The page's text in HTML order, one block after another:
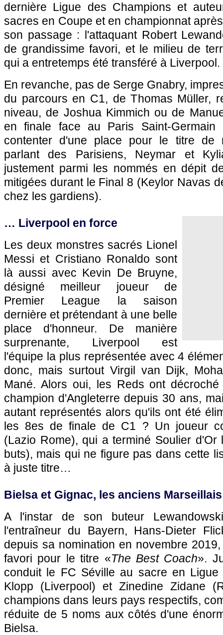
dernière Ligue des Champions et
sacres en Coupe et en championnat
son passage : l'attaquant Robert
de grandissime favori, et le milieu de
qui a entretemps été transféré à Liverpool.
En revanche, pas de Serge Gnabry,
du parcours en C1, de Thomas Müller,
niveau, de Joshua Kimmich ou de
en finale face au Paris Saint-
contenter d'une place pour le titre de
parlant des Parisiens, Neymar et
justement parmi les nommés en dépit
mitigées durant le Final 8 (Keylor Navas
chez les gardiens).
… Liverpool en force
Les deux monstres sacrés Lionel
Messi et Cristiano Ronaldo sont
là aussi avec Kevin De Bruyne,
désigné meilleur joueur de
Premier League la saison
dernière et prétendant à une belle
place d'honneur. De manière
surprenante, Liverpool est
l'équipe la plus représentée avec 4
donc, mais surtout Virgil van Dijk,
Mané. Alors oui, les Reds ont
champion d'Angleterre depuis 30 ans,
autant représentés alors qu'ils ont été
les 8es de finale de C1 ? Un joueur
(Lazio Rome), qui a terminé Soulier
buts), mais qui ne figure pas dans cette
à juste titre…
Bielsa et Gignac, les anciens
A l'instar de son buteur
l'entraîneur du Bayern, Hans-Dieter
depuis sa nomination en novembre
favori pour le titre «The Best Coach».
conduit le FC Séville au sacre en Ligue
Klopp (Liverpool) et Zinedine Zidane
champions dans leurs pays respectifs,
réduite de 5 noms aux côtés d'une
Bielsa.